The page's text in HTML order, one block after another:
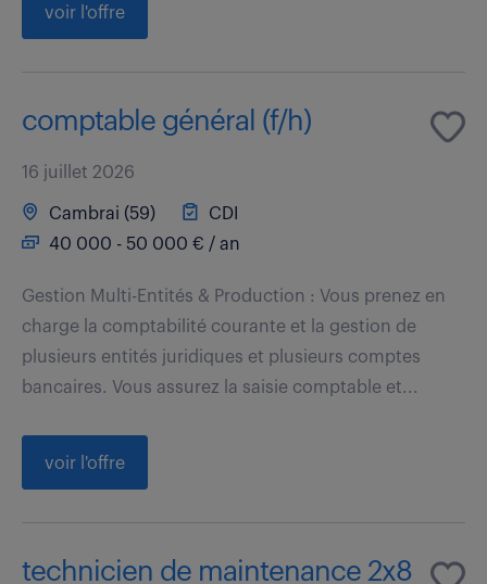
voir l'offre
comptable général (f/h)
16 juillet 2026
Cambrai (59)
CDI
40 000 - 50 000 € / an
Gestion Multi-Entités & Production : Vous prenez en
charge la comptabilité courante et la gestion de
plusieurs entités juridiques et plusieurs comptes
bancaires. Vous assurez la saisie comptable et...
voir l'offre
technicien de maintenance 2x8